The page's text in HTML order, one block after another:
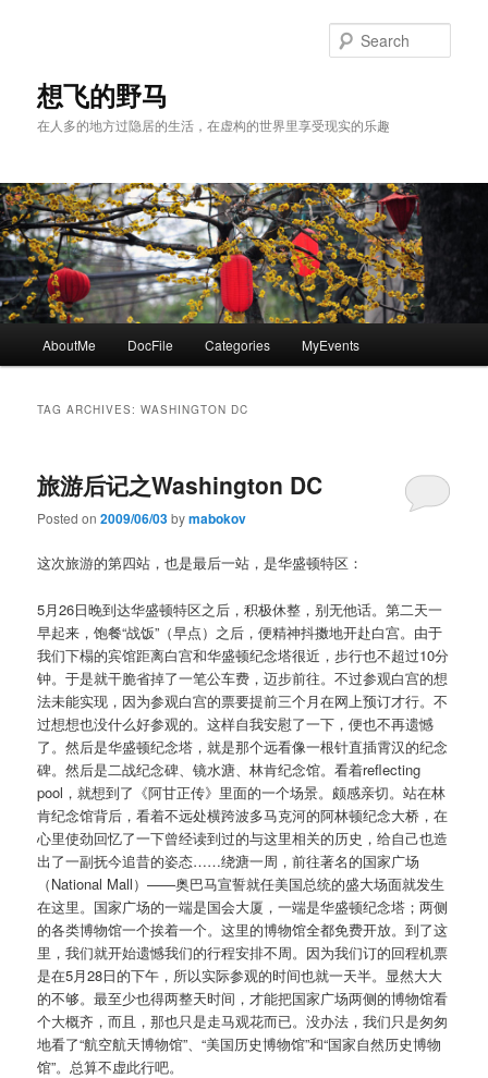
content
content想飞的野马
在人多的地方过隐居的生活，在虚构的世界里享受现实的乐趣
AboutMe DocFile Categories MyEvents
TAG ARCHIVES:WASHINGTON DC
旅游后记之Washington DC
Posted on2009/06/03bymabokov
这次旅游的第四站，也是最后一站，是华盛顿特区：
5月26日晚到达华盛顿特区之后，积极休整，别无他话。第二天一
早起来，饱餐“战饭”（早点）之后，便精神抖擞地开赴白宫。由于
我们下榻的宾馆距离白宫和华盛顿纪念塔很近，步行也不超过10分
钟。于是就干脆省掉了一笔公车费，迈步前往。不过参观白宫的想
法未能实现，因为参观白宫的票要提前三个月在网上预订才行。不
过想想也没什么好参观的。这样自我安慰了一下，便也不再遗憾
了。然后是华盛顿纪念塔，就是那个远看像一根针直插霄汉的纪念
碑。然后是二战纪念碑、镜水溏、林肯纪念馆。看着reflecting
pool，就想到了《阿甘正传》里面的一个场景。颇感亲切。站在林
肯纪念馆背后，看着不远处横跨波多马克河的阿林顿纪念大桥，在
心里使劲回忆了一下曾经读到过的与这里相关的历史，给自己也造
出了一副抚今追昔的姿态……绕溏一周，前往著名的国家广场
（National Mall）——奥巴马宣誓就任美国总统的盛大场面就发生
在这里。国家广场的一端是国会大厦，一端是华盛顿纪念塔；两侧
的各类博物馆一个挨着一个。这里的博物馆全都免费开放。到了这
里，我们就开始遗憾我们的行程安排不周。因为我们订的回程机票
是在5月28日的下午，所以实际参观的时间也就一天半。显然大大
的不够。最至少也得两整天时间，才能把国家广场两侧的博物馆看
个大概齐，而且，那也只是走马观花而已。没办法，我们只是匆匆
地看了“航空航天博物馆”、“美国历史博物馆”和“国家自然历史博物
馆”。总算不虚此行吧。